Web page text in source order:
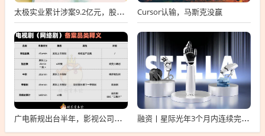
太极实业累计涉案9.2亿元，股价一周跌超30%，子公司起诉讨要6396万工程款 Cursor认输，马斯克没赢
广电新规出台半年，影视公司看懂这套“IP宇宙说明书”了吗？ 融资丨星际光年3个月内连续完成2轮融资，累计融资亿元